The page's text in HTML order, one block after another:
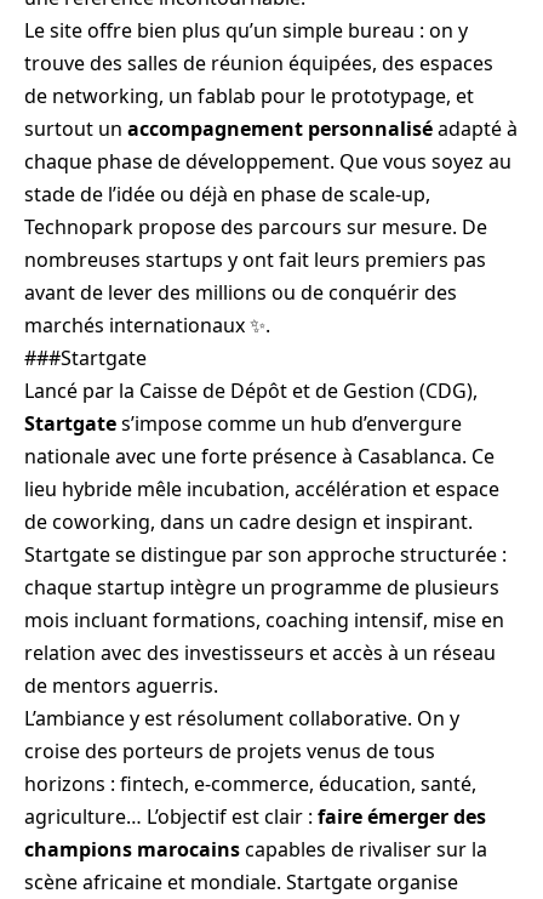
Le site offre bien plus qu’un simple bureau : on y
trouve des salles de réunion équipées, des espaces
de networking, un fablab pour le prototypage, et
surtout un accompagnement personnaliséadapté à
chaque phase de développement. Que vous soyez au
stade de l’idée ou déjà en phase de scale-up,
Technopark propose des parcours sur mesure. De
nombreuses startups y ont fait leurs premiers pas
avant de lever des millions ou de conquérir des
marchés internationaux ✨.
###Startgate
Lancé par la Caisse de Dépôt et de Gestion (CDG),
Startgates’impose comme un hub d’envergure
nationale avec une forte présence à Casablanca. Ce
lieu hybride mêle incubation, accélération et espace
de coworking, dans un cadre design et inspirant.
Startgate se distingue par son approche structurée :
chaque startup intègre un programme de plusieurs
mois incluant formations, coaching intensif, mise en
relation avec des investisseurs et accès à un réseau
de mentors aguerris.
L’ambiance y est résolument collaborative. On y
croise des porteurs de projets venus de tous
horizons : fintech, e-commerce, éducation, santé,
agriculture… L’objectif est clair : faire émerger des
champions marocainscapables de rivaliser sur la
scène africaine et mondiale. Startgate organise